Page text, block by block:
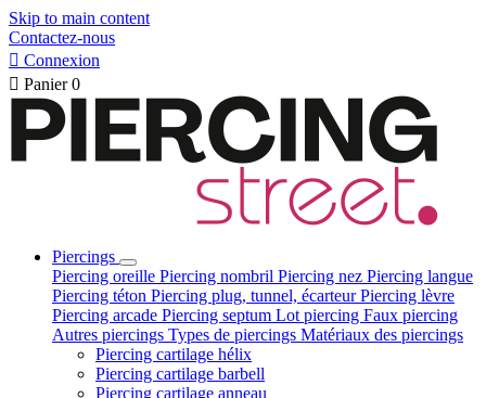
Skip to main content
Contactez-nous
 Connexion
 Panier 0
Piercings
Piercing oreille Piercing nombril Piercing nez Piercing langue
Piercing téton Piercing plug, tunnel, écarteurPiercing lèvre
Piercing arcade Piercing septum Lot piercing Faux piercing
Autres piercings Types de piercings Matériaux des piercings
Piercing cartilage hélix
Piercing cartilage barbell
Piercing cartilage anneau